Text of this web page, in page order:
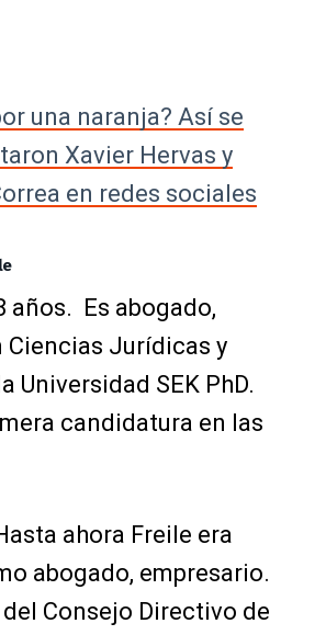
una naranja? Así se
Xavier Hervas y
en redes sociales
años. Es abogado,
Ciencias Jurídicas y
Universidad SEK PhD.
candidatura en las
ahora Freile era
abogado, empresario.
Consejo Directivo de